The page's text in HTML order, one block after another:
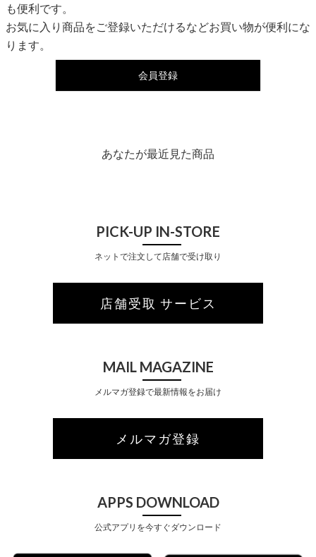
も便利です。
お気に入り商品をご登録いただけるなどお買い物が便利にな
ります。
会員登録
あなたが最近見た商品
PICK-UP IN-STORE
ネットで注文して店舗で受け取り
店舗受取 サービス
MAIL MAGAZINE
メルマガ登録で最新情報をお届け
メルマガ登録
APPS DOWNLOAD
公式アプリを今すぐダウンロード